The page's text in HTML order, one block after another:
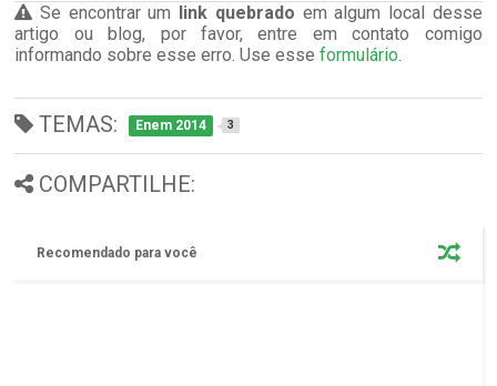
Se encontrar um link quebrado em algum local desse
artigo ou blog, por favor, entre em contato comigo
informando sobre esse erro. Use esseformulário
TEMAS: Enem 2014 3
COMPARTILHE:
Recomendado para você